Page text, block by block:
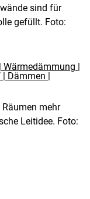
sind für
gefüllt. Foto:
mehr
Leitidee. Foto: